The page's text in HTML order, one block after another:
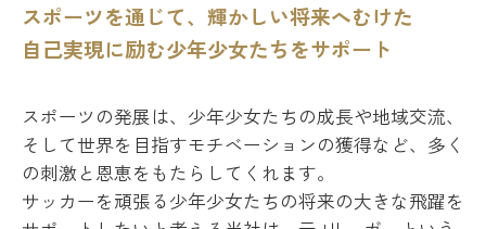
スポーツを通じて、輝かしい将来へむけた
自己実現に励む少年少女たちをサポート
スポーツの発展は、少年少女たちの成長や地域交流、
そして世界を目指すモチベーションの獲得など、多く
の刺激と恩恵をもたらしてくれます。
サッカーを頑張る少年少女たちの将来の大きな飛躍を